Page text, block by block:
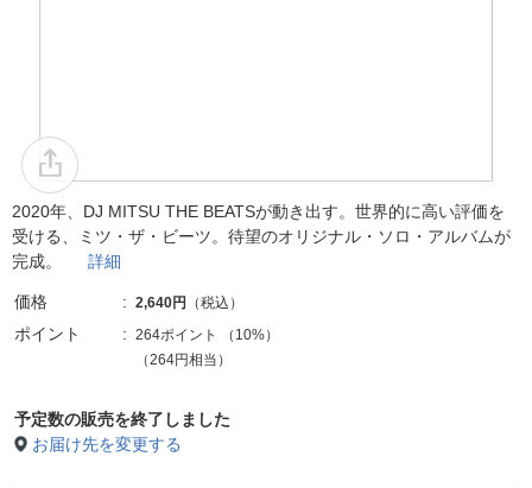
2020年、DJ MITSU THE BEATSが動き出す。世界的に高い評価を
受ける、ミツ・ザ・ビーツ。待望のオリジナル・ソロ・アルバムが
完成。 詳細
価格 2,640円 （税込）
ポイント 264ポイント （ 10%）
（264円相当）
予定数の販売を終了しました
お届け先を変更する